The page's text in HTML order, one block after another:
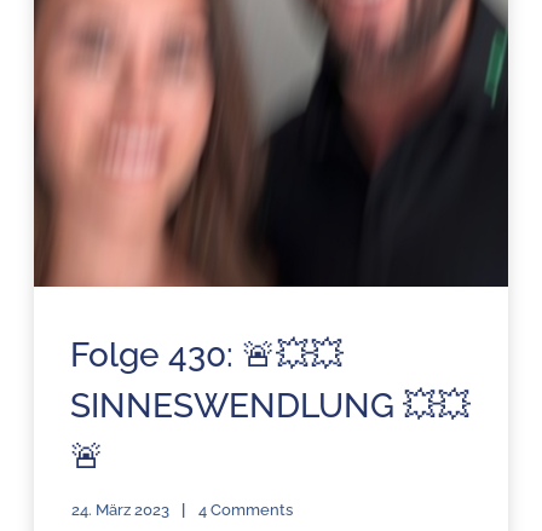
Folge 430: 🚨💥💥
SINNESWENDLUNG 💥💥
🚨
24. März 2023 4 Comments